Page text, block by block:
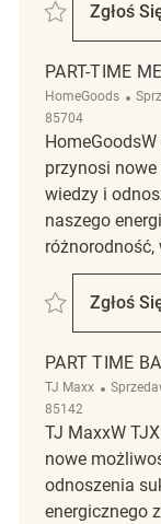
Zapisać Part
Zgłoś
PART-TIME
HomeGoods
85704
przynosi
wiedzy i
naszego
różnorodność,
Zapisać Part-
Zgłoś
PART TIME
TJ Maxx
85142
TJ MaxxW
nowe
odnoszenia
energicznego